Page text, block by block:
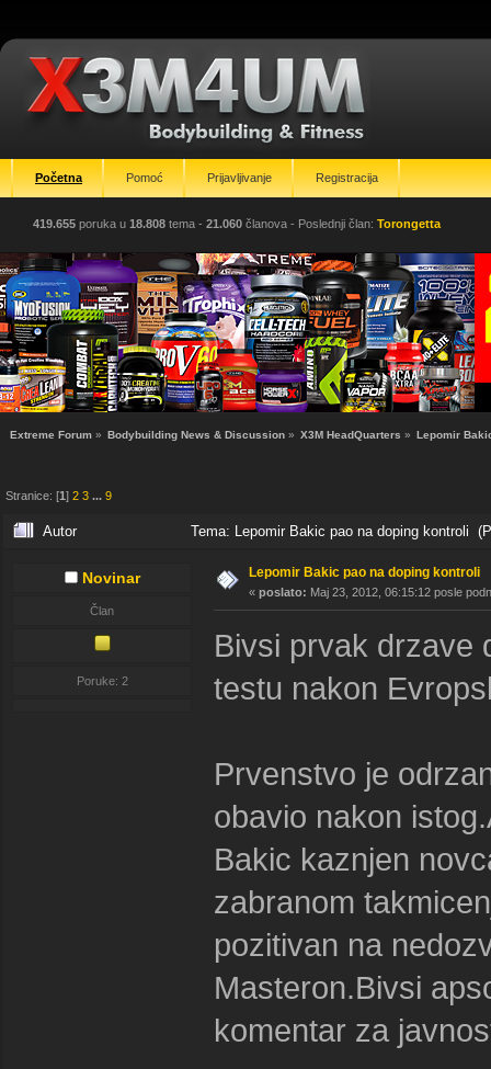
Početna Pomoć Prijavljivanje Registracija
419.655 poruka u 18.808 tema - 21.060 članova - Poslednji član: Torongetta
Extreme Forum » Bodybuilding News & Discussion » X3M HeadQuarters » Lepomir
Stranice: [1]2 3 ...9
Autor Tema: Lepomir Bakic pao na doping kontroli
Novinar
Član
Poruke: 2
Lepomir Bakic pao na doping kontroli
« poslato: Maj 23, 2012, 06:15:12 posle
Bivsi prvak drzave
testu nakon
Prvenstvo je
obavio nakon
Bakic kaznjen
zabranom
pozitivan na
Masteron.Bivsi
komentar za